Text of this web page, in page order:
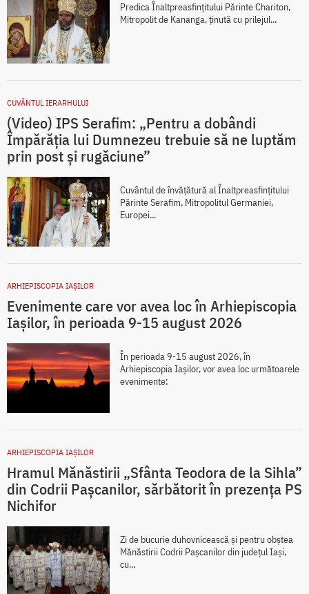
Predica Înaltpreasfințitului Părinte Chariton,
Mitropolit de Kananga, ținută cu prilejul...
CUVÂNTUL IERARHULUI
(Video) IPS Serafim: „Pentru a dobândi
Împărăția lui Dumnezeu trebuie să ne luptăm
prin post și rugăciune”
Cuvântul de învățătură al Înaltpreasfințitului
Părinte Serafim, Mitropolitul Germaniei,
Europei...
ARHIEPISCOPIA IAŞILOR
Evenimente care vor avea loc în Arhiepiscopia
Iaşilor, în perioada 9-15 august 2026
În perioada 9-15 august 2026, în
Arhiepiscopia Iaşilor, vor avea loc următoarele
evenimente:
ARHIEPISCOPIA IAŞILOR
Hramul Mănăstirii „Sfânta Teodora de la Sihla”
din Codrii Pașcanilor, sărbătorit în prezența PS
Nichifor
Zi de bucurie duhovnicească și pentru obștea
Mănăstirii Codrii Pașcanilor din județul Iași,
cu...